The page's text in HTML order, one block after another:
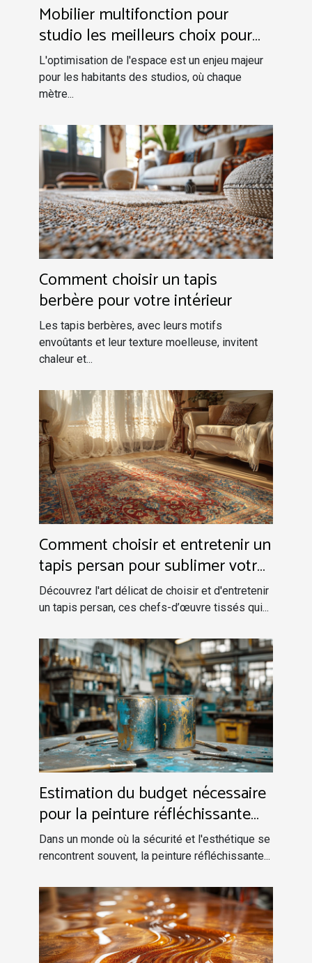
Mobilier multifonction pour
studio les meilleurs choix pour
optimiser l'espace
L'optimisation de l'espace est un enjeu majeur
pour les habitants des studios, où chaque
mètre...
Comment choisir un tapis
berbère pour votre intérieur
Les tapis berbères, avec leurs motifs
envoûtants et leur texture moelleuse, invitent
chaleur et...
Comment choisir et entretenir un
tapis persan pour sublimer votre
intérieur
Découvrez l'art délicat de choisir et d'entretenir
un tapis persan, ces chefs-d’œuvre tissés qui...
Estimation du budget nécessaire
pour la peinture réfléchissante
avec ou sans pose
Dans un monde où la sécurité et l'esthétique se
rencontrent souvent, la peinture réfléchissante...